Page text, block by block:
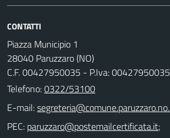
CONTATTI
Piazza Municipio 1
28040 Paruzzaro (NO)
C.F. 00427950035 - P.Iva: 00427950035
Telefono:0322/53100
E-mail:
PEC:
;